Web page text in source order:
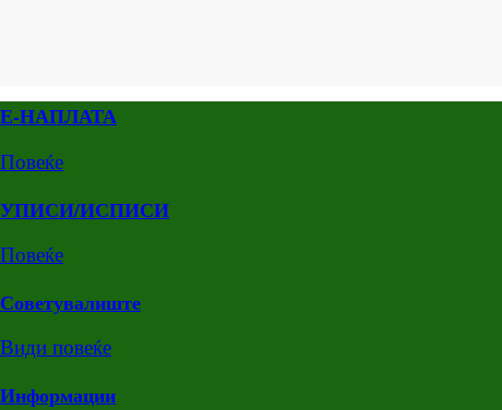
Е-НАПЛАТА
Повеќе
УПИСИ/ИСПИСИ
Повеќе
Советувалиште
Види повеќе
Информации